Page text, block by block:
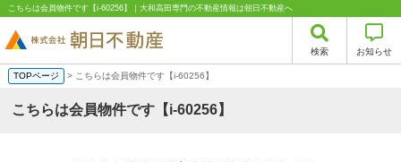
こちらは会員物件です【i-60256】｜大和高田専門の不動産情報は朝日不動産へ
検索 お知らせ
TOPページ > こちらは会員物件です【i-60256】
こちらは会員物件です【i-60256】